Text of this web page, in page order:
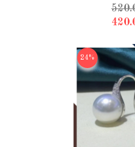
Tím
24%